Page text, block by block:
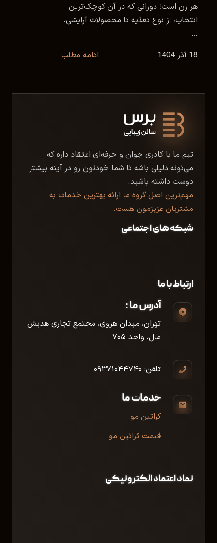
هر زن است؛ دورانی که در آن کوچک‌ترین
انتخاب، از نوع تغذیه تا محصولات آرایشی،
…
18 آذر 1404
ادامه مطلب
تیم ما با کادری جوان و حرفه‌ای اعتقاد داره که
می‌تونه دلیلی باشه تا شما خودتون رو در آینه بیشتر
دوست داشته باشید.
مهم‌ترین اصل گروه ما ارائه بهترین خدمات به
مشتریان عزیزمون هست.
شبکه های اجتماعی
ارتباط با ما
آدرس ما :
تهران، میدان هروی، مجتمع تجاری هدیش
مال، واحد ۷۰۵
تلفن: ۰۹۳۷۱۰۴۴۷۴۰
خدمات ما
کراتین مو
قیمت کراتین مو
نماد اعتماد الکترونیکی